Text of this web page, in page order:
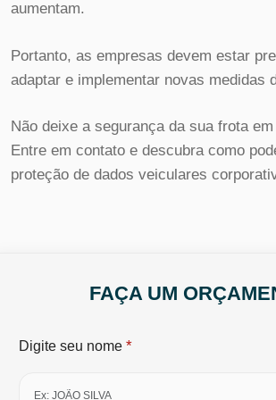
aumentam.
Portanto, as empresas devem estar
adaptar e implementar novas medidas
Não deixe a segurança da sua frota
Entre em contato e descubra como
proteção de dados veiculares
FAÇA UM
Digite seu nome *